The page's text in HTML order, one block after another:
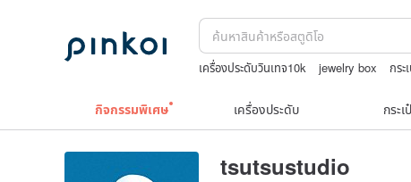
เครื่องประดับวินเทจ10k jewelry box กร
กิจกรรมพิเศษ เครื่องประดับ กระเ
tsutsustudio